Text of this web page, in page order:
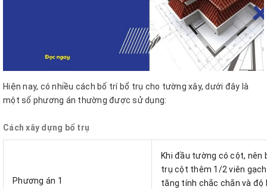
Hiện nay, có nhiều cách bố trí bổ trụ cho tường xây, dưới đây là
một số phương án thường được sử dụng:
Cách xây dựng bổ trụ
Phương án 1
Khi đầu tường có cột, nên
trụ cột thêm 1/2 viên
tăng tính chắc chắn và độ